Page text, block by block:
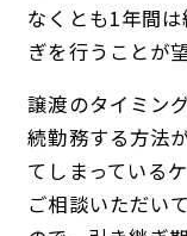
なくとも1年間
ぎを行うことが
譲渡のタイミン
続勤務する方法
てしまっている
ご相談いただい